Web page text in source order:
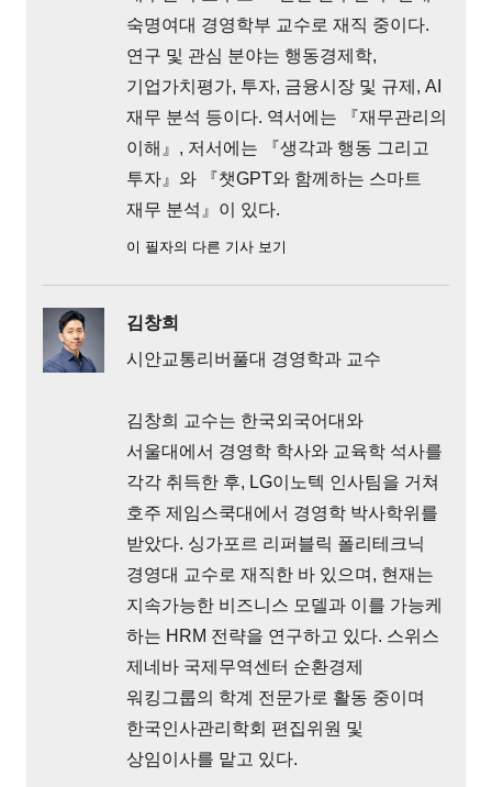
숙명여대 경영학부 교수로 재직 중이다.
연구 및 관심 분야는 행동경제학,
기업가치평가, 투자, 금융시장 및 규제, AI
재무 분석 등이다. 역서에는 『재무관리의
이해』, 저서에는 『생각과 행동 그리고
투자』와 『챗GPT와 함께하는 스마트
재무 분석』이 있다.
이 필자의 다른 기사 보기
김창희
시안교통리버풀대 경영학과 교수
김창희 교수는 한국외국어대와
서울대에서 경영학 학사와 교육학 석사를
각각 취득한 후, LG이노텍 인사팀을 거쳐
호주 제임스쿡대에서 경영학 박사학위를
받았다. 싱가포르 리퍼블릭 폴리테크닉
경영대 교수로 재직한 바 있으며, 현재는
지속가능한 비즈니스 모델과 이를 가능케
하는 HRM 전략을 연구하고 있다. 스위스
제네바 국제무역센터 순환경제
워킹그룹의 학계 전문가로 활동 중이며
한국인사관리학회 편집위원 및
상임이사를 맡고 있다.